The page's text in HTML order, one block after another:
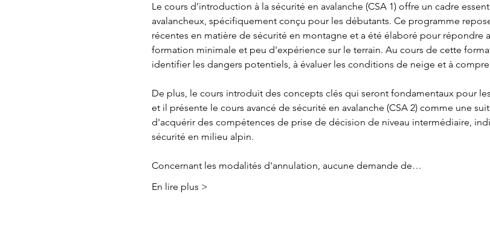
Le cours d’introduction à la sécurité en avalanche (CSA 1) offre un cadre
avalancheux, spécifiquement conçu pour les débutants. Ce programme
récentes en matière de sécurité en montagne et a été élaboré pour répondre
formation minimale et peu d'expérience sur le terrain. Au cours de cette
identifier les dangers potentiels, à évaluer les conditions de neige et à
De plus, le cours introduit des concepts clés qui seront fondamentaux pour
et il présente le cours avancé de sécurité en avalanche (CSA 2) comme une
d'acquérir des compétences de prise de décision de niveau intermédiaire,
sécurité en milieu alpin.
Concernant les modalités d'annulation, aucune demande de…
En lire plus >